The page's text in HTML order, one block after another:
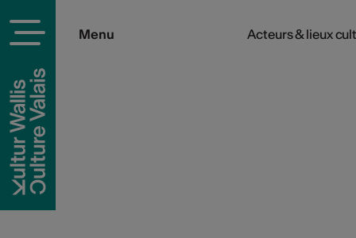
Menu Acteurs & lieux